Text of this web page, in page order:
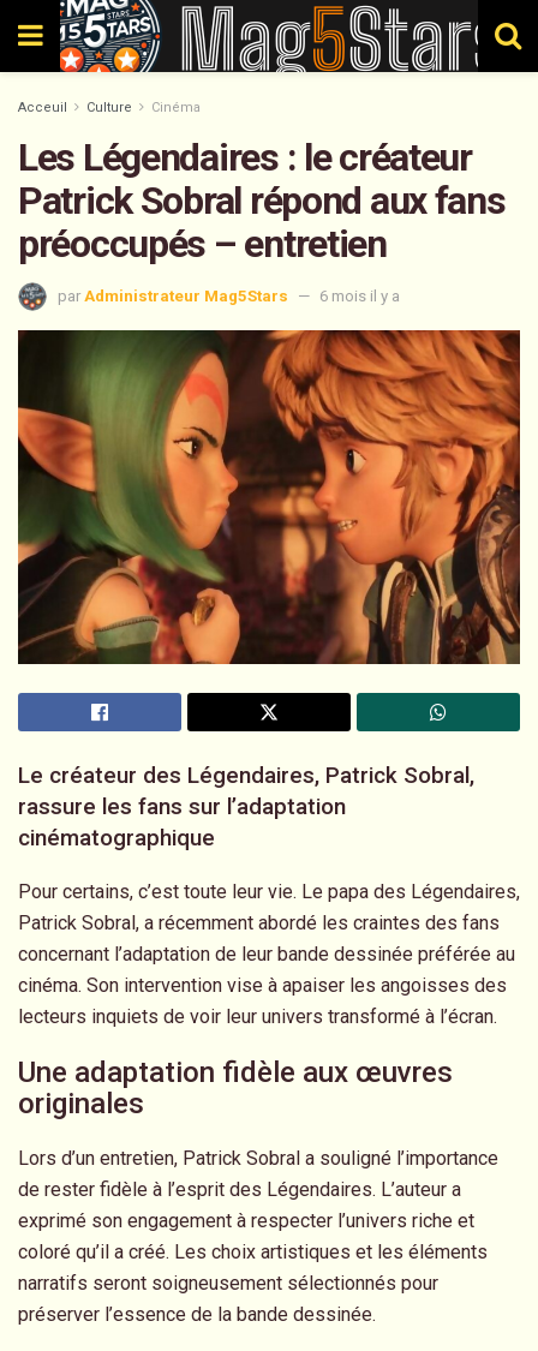
Acceuil Culture Cinéma
Les Légendaires : le créateur
Patrick Sobral répond aux fans
préoccupés – entretien
par Administrateur Mag5Stars 6 mois il y a
Le créateur des Légendaires, Patrick Sobral,
rassure les fans sur l’adaptation
cinématographique
Pour certains, c’est toute leur vie. Le papa des Légendaires,
Patrick Sobral, a récemment abordé les craintes des fans
concernant l’adaptation de leur bande dessinée préférée au
cinéma. Son intervention vise à apaiser les angoisses des
lecteurs inquiets de voir leur univers transformé à l’écran.
Une adaptation fidèle aux œuvres
originales
Lors d’un entretien, Patrick Sobral a souligné l’importance
de rester fidèle à l’esprit des Légendaires. L’auteur a
exprimé son engagement à respecter l’univers riche et
coloré qu’il a créé. Les choix artistiques et les éléments
narratifs seront soigneusement sélectionnés pour
préserver l’essence de la bande dessinée.